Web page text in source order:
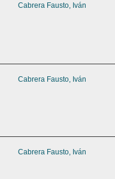
Cabrera Fausto, Iván
Cabrera Fausto, Iván
Cabrera Fausto, Iván